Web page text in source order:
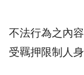
不法行為之內
受羈押限制人